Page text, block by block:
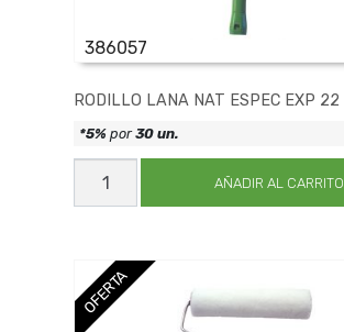
386057
RODILLO LANA NAT ESPEC EXP 22
RODILLO
LANA
NAT
cantidad
AÑADIR AL CARRITO
*5% por30 un.
OFERTA